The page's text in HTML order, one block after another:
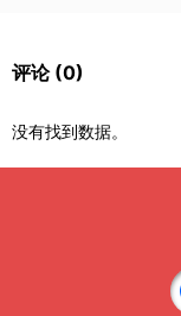
评论 (0)
没有找到数据。